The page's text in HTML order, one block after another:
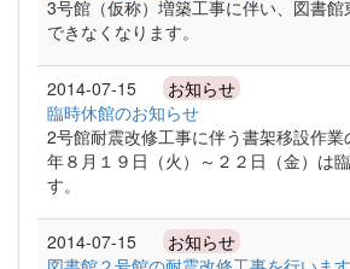
3号館（仮称）増築工事に伴い、図書
できなくなります。
2014-07-15 お知らせ
臨時休館のお知らせ
2号館耐震改修工事に伴う書架移設作業
年８月１９日（火）～２２日（金）は
す。
2014-07-15 お知らせ